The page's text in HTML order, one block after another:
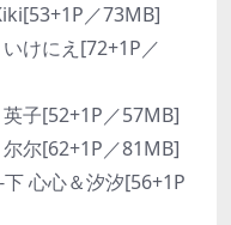
／73MB]
けにえ[72+1P／
子[52+1P／57MB]
尔[62+1P／81MB]
心心＆汐汐[56+1P